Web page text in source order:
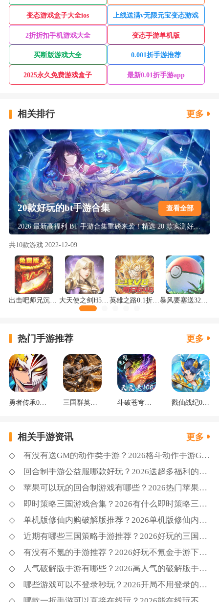
变态游戏盒子大全ios 上线送满v无限元宝变态游戏
2折折扣手机游戏大全 变态手游单机版
买断版游戏大全 0.001折手游推荐
2025永久免费游戏盒子 最新0.01折手游app
相关排行 更多
20款好玩的bt手游合集 查看全部
2026 最新高福利 BT 手游合集重磅来袭！精选 20 款实测好玩的爆款佳作，覆盖仙侠、传奇、卡牌、魔幻等热门题材，福利直接拉满！上线即送满 VIP、万元真充与海量资源，0.1 折充值 + 挂机刷充黑科技，高爆率掉神装，零氪也能轻松霸服，多样玩法不重样，解锁极致手游爽玩体验！
共10款游戏 2022-12-09
出击吧师兄沉默神器免费版 大天使之剑H5打金版
热门手游推荐 更多
勇者传承0.1折死神觉醒
相关手游资讯 更多
有没有送GM的动作类手游？2026格斗动作手游GM免费版推荐
回合制手游公益服哪款好玩？2026送超多福利的回合制公益手游盘点
苹果可以玩的回合制游戏有哪些？2026热门苹果手游回合制类型推荐
即时策略三国游戏合集？2026有什么即时策略三国游戏合集
单机版修仙内购破解版推荐？2026单机版修仙内购破解版有哪些排行榜
近期有哪些三国策略手游推荐？2026好玩的三国策略手游推荐下载
有没有不氪的手游推荐？2026好玩不氪金手游下载合集
人气破解版手游有哪些？2026高人气的破解版手游下载合集
哪些游戏可以不登录秒玩？2026开局不用登录的游戏大全汇总